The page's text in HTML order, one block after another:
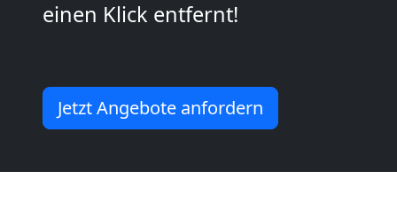
einen Klick entfernt!
Jetzt Angebote anfordern